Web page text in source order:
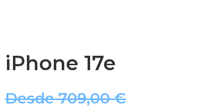
iPhone 17e
Desde709,00€